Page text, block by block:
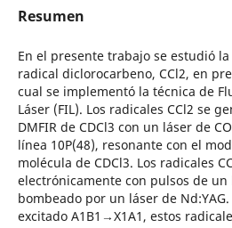
Resumen
En el presente trabajo se estudió
radical diclorocarbeno, CCl2, en
cual se implementó la técnica de
Láser (FIL). Los radicales CCl2 se
DMFIR de CDCl3 con un láser de
línea 10P(48), resonante con el
molécula de CDCl3. Los radicales
electrónicamente con pulsos de
bombeado por un láser de
excitado A1B1→X1A1, estos